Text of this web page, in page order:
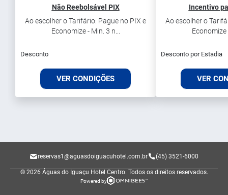
Não Reebolsável PIX
Ao escolher o Tarifário: Pague no PIX e
Economize - Min. 3 n...
Desconto
VER CONDIÇÕES
Incentivo
Ao escolher o
Economize
Desconto por Estadia
VER
reservas1@aguasdoiguacuhotel.com.br (45) 3521-6000
© 2026 Águas do Iguaçu Hotel Centro. Todos os direitos reservados.
Powered by